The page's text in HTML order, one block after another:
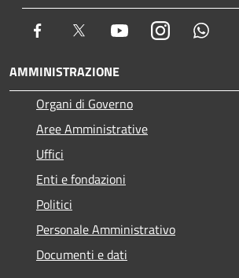
Facebook Twitter YoutubeInstagram
AMMINISTRAZIONE
Organi di Governo
Aree Amministrative
Uffici
Enti e fondazioni
Politici
Personale Amministrativo
Documenti e dati